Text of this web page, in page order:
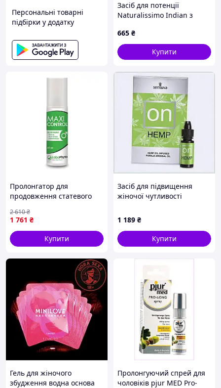
Персональні товарні
підбірки у додатку
Засіб для потенції
Naturalissimo Indian з
(hub_p88xrs) D14-2025
665 ₴
Купити
Пролонгатор для
продовження статевого
60 мл Вібратори
мастурбатори секс-шоп
1 761 ₴
2 610₴
Купити
Засіб для підвищення
жіночої чутливості
1 189 ₴
Купити
Гель для жіночого
збудження водна основа
Пролонгуючий спрей для
чоловіків pjur MED Pro-